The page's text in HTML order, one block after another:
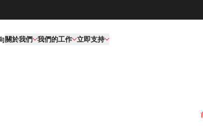
關於我們 我們的工作​ 立即支持